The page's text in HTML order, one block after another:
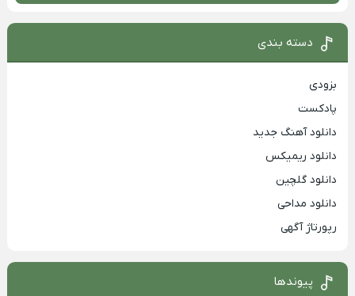
دسته بندی
بزودی
پادکست
دانلود آهنگ جدید
دانلود ریمیکس
دانلود گلچین
دانلود مداحی
رپورتاژ آگهی
پیوندها